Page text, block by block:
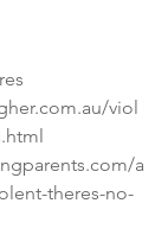
viol
a
theres-no-